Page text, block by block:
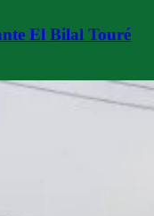
El Bilal Touré